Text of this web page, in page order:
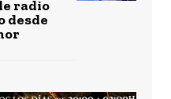
radio
desde